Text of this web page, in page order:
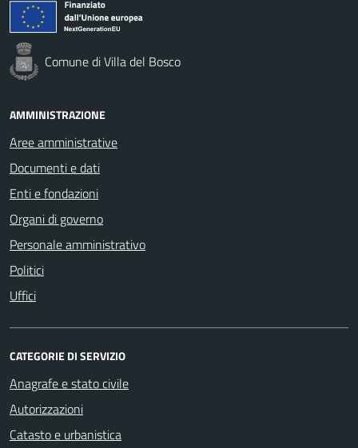
Comune di Villa del Bosco
AMMINISTRAZIONE
Aree amministrative
Documenti e dati
Enti e fondazioni
Organi di governo
Personale amministrativo
Politici
Uffici
CATEGORIE DI SERVIZIO
Anagrafe e stato civile
Autorizzazioni
Catasto e urbanistica